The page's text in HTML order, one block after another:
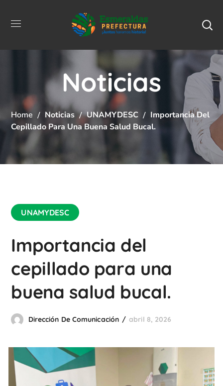
Noticias
Home Noticias UNAMYDESC
Importancia Del
Cepillado Para Una Buena Salud Bucal.
UNAMYDESC
Importancia del
cepillado para una
buena salud bucal.
Dirección De Comunicación abril 8, 2026